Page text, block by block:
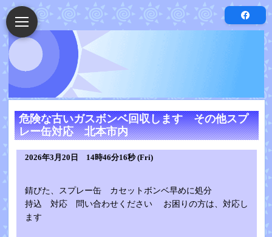
危険な古いガスボンベ回収します その他スプ
レー缶対応 北本市内
2026年3月20日 14時46分16秒 (Fri)
錆びた、スプレー缶 カセットボンベ早めに処分
持込 対応 問い合わせください お困りの方は、対応し
ます